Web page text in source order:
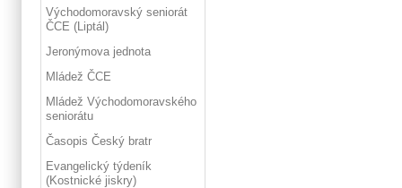
Východomoravský seniorát
ČCE (Liptál)
Jeronýmova jednota
Mládež ČCE
Mládež Východomoravského
seniorátu
Časopis Český bratr
Evangelický týdeník
(Kostnické jiskry)